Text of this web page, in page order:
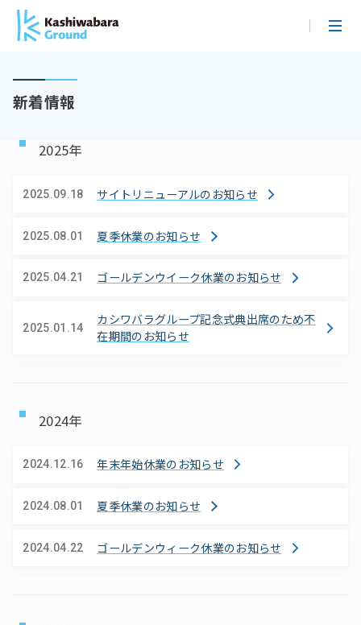
メ
イ
コ
ン
ン
ス
ッ
新着情報
2025年
2025.09.18 サイトリニューアルのお知らせ
2025.08.01 夏季休業のお知らせ
2025.04.21 ゴールデンウイーク休業のお知らせ
2025.01.14
カシワバラグループ記念式典出席のため不
在期間のお知らせ
2024年
2024.12.16 年末年始休業のお知らせ
2024.08.01 夏季休業のお知らせ
2024.04.22 ゴールデンウィーク休業のお知らせ